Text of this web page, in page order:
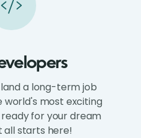
a long-term job
world's most exciting
for your dream
starts here!